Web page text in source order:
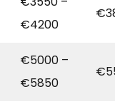
€4200
€5000 –
€5850